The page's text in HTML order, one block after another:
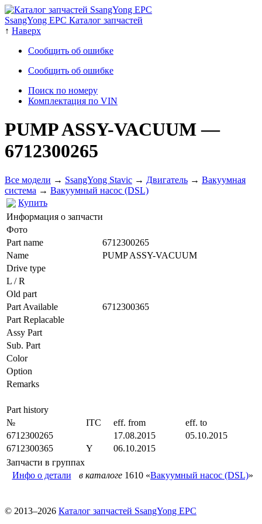
SsangYong EPC Каталог запчастей
↑ Наверх
Сообщить об ошибке
Сообщить об ошибке
Поиск по номеру
Комплектация по VIN
PUMP ASSY-VACUUM—
6712300265
Все модели → SsangYong Stavic → Двигатель → Вакуумная
система → Вакуумный насос (DSL)
Купить
Информация о запчасти
Фото
Part name
6712300265
Name
PUMP ASSY-VACUUM
Drive type
L / R
Old part
Part Available
6712300365
Part Replacable
Assy Part
Sub. Part
Color
Option
Remarks
Part history
№
ITC eff. from
eff. to
6712300265
17.08.2015
05.10.2015
6712300365
Y
06.10.2015
Запчасти в группах
Инфо о детали
в каталоге 1610 «Вакуумный насос (DSL)»
© 2013–2026 Каталог запчастей SsangYong EPC